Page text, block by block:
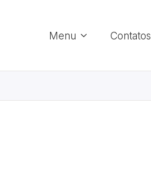
Menu Contatos